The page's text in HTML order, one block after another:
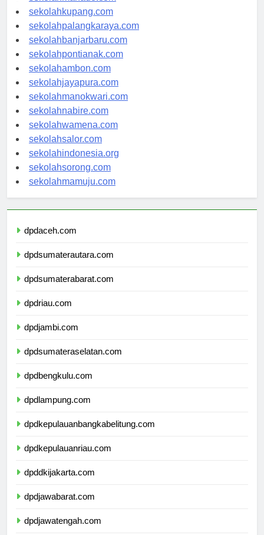
sekolahmanado.com
sekolahkupang.com
sekolahpalangkaraya.com
sekolahbanjarbaru.com
sekolahpontianak.com
sekolahambon.com
sekolahjayapura.com
sekolahmanokwari.com
sekolahnabire.com
sekolahwamena.com
sekolahsalor.com
sekolahindonesia.org
sekolahsorong.com